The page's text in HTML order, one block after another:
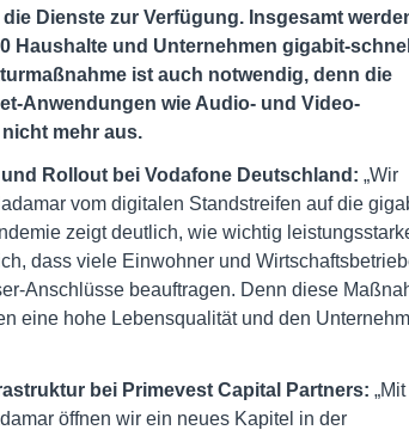
Dienste zur Verfügung. Insgesamt
Haushalte und Unternehmen gigabit-
ist auch notwendig, denn die
Anwendungen wie Audio- und Video-
mehr aus.
Rollout bei Vodafone Deutschland: „Wir
vom digitalen Standstreifen auf die
zeigt deutlich, wie wichtig
dass viele Einwohner und
Anschlüsse beauftragen. Denn diese
eine hohe Lebensqualität und den
bei Primevest Capital Partners: „Mit
öffnen wir ein neues Kapitel in der